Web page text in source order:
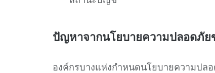
ปัญหาจากนโยบายความปลอดภัย
องค์กรบางแห่งกำหนดนโยบายความปลอ